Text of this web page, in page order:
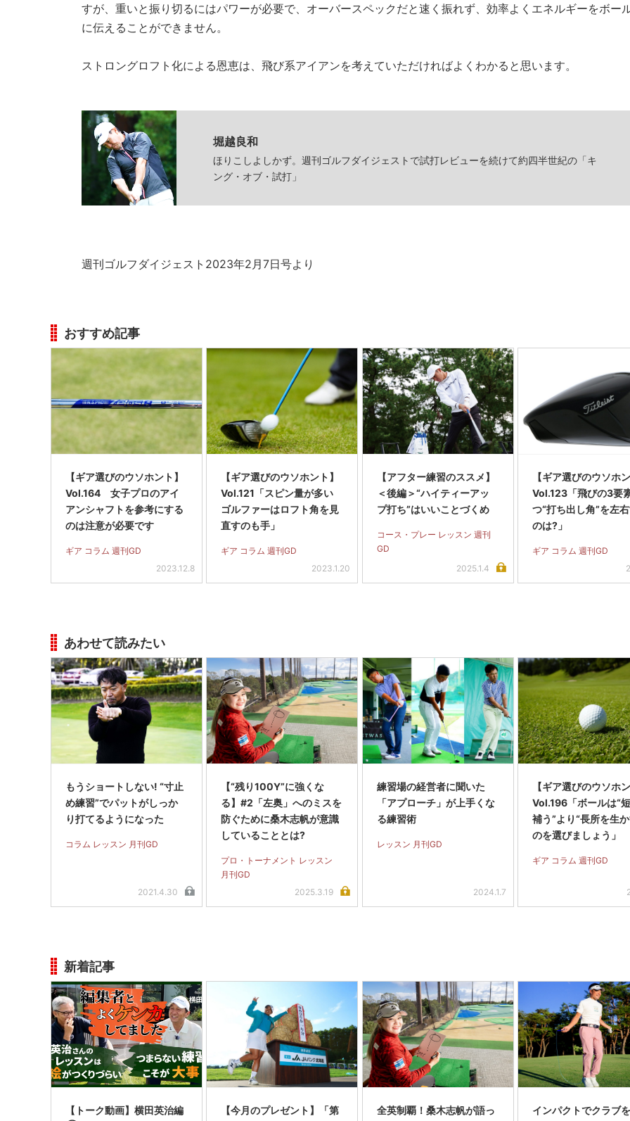
すが、重いと振り切るにはパワーが必要で、オーバースペックだと速く振れず、効率よくエネルギーをボー
に伝えることができません。
ストロングロフト化による恩恵は、飛び系アイアンを考えていただければよくわかると思います。
堀越良和
ほりこしよしかず。週刊ゴルフダイジェストで試打レビューを続けて約四半世紀の「キ
ング・オブ・試打」
週刊ゴルフダイジェスト2023年2月7日号より
おすすめ記事
【ギア選びのウソホント】
Vol.164 女子プロのアイ
アンシャフトを参考にする
のは注意が必要です
ギア コラム 週刊GD
2023.12.8
【ギア選びのウソホント】
Vol.121「スピン量が多い
ゴルファーはロフト角を見
直すのも手」
ギア コラム 週刊GD
2023.1.20
【アフター練習のススメ】
＜後編＞“ハイティーアッ
プ打ち”はいいことづくめ
コース・プレー レッスン 週刊
GD
2025.1.4
【ギア選びのウソホ
Vol.123「飛びの3要
つ“打ち出し角”を左
のは?」
ギア コラム 週刊GD
あわせて読みたい
もうショートしない! “寸止
め練習”でパットがしっか
り打てるようになった
コラム レッスン 月刊GD
2021.4.30
【“残り100Y”に強くな
る】#2「左奥」へのミスを
防ぐために桑木志帆が意識
していることとは?
プロ・トーナメント レッスン
月刊GD
2025.3.19
練習場の経営者に聞いた
「アプローチ」が上手くな
る練習術
レッスン 月刊GD
2024.1.7
【ギア選びのウソホ
Vol.196「ボールは“
補う”より“長所を生
のを選びましょう」
ギア コラム 週刊GD
新着記事
【トーク動画】横田英治編
【今月のプレゼント】「第
全英制覇！桑木志帆が語っ
インパクトでクラブ